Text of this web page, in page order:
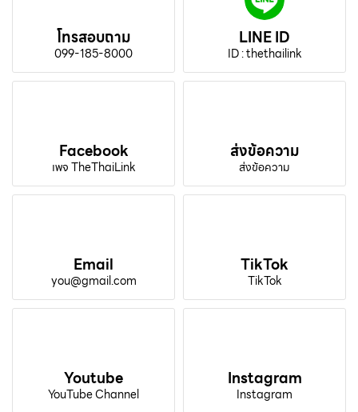
โทรสอบถาม
099-185-8000
LINE ID
ID : thethailink
Facebook
เพจ TheThaiLink
ส่งข้อความ
ส่งข้อความ
Email
you@gmail.com
TikTok
TikTok
Youtube
YouTube Channel
Instagram
Instagram